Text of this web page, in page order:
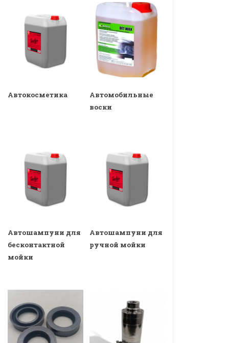
Автокосметика
Автомобильные
воски
Автошампуни для
бесконтактной
мойки
Автошампуни для
ручной мойки